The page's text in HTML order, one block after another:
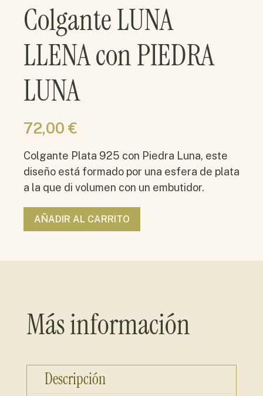
Colgante LUNA
LLENA con PIEDRA
LUNA
72,00 €
Colgante Plata 925 con Piedra Luna, este
diseño está formado por una esfera de plata
a la que di volumen con un embutidor.
AÑADIR AL CARRITO
Más información
Descripción